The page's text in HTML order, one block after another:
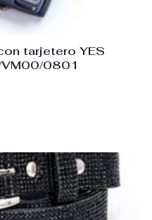
tarjetero YES
VM00/0801